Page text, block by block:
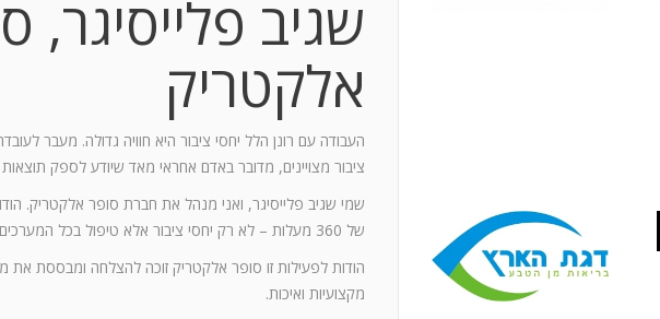
שגיב פלייסיגר,
אלקטריק
העבודה עם רונן הלל יחסי ציבור היא חוויה גדולה. מעבר
ציבור מצויינים, מדובר באדם אחראי מאד שיודע לספק תוצאות
שמי שגיב פלייסיגר, ואני מנהל את חברת סופר אלקטריק.
של 360 מעלות – לא רק יחסי ציבור אלא טיפול בכל המערכים השיווקיים של החברה.
הודות לפעילות זו סופר אלקטריק זוכה להצלחה ומבססת את
מקצועיות ואיכות.
עבודה משותפת בת 10 שנים.
מספר תחנות: פארק מיני ישראל בלטרון,
, מדרבן ומייצר תקשורת יש
בך את היכולת להניע את כלל הצוות
חפץ ובקבועי זמן קצרים.
מימד פרסומי ומכיר את רזי הפעלתו. על אף
לצוות שלי ולי את התחושה, שרק אנו
שגורות בפיך. המאגר האנרגטי שלך בלתי